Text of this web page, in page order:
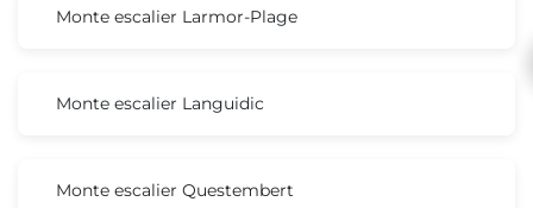
Monte escalier Larmor-Plage
Monte escalier Languidic
Monte escalier Questembert